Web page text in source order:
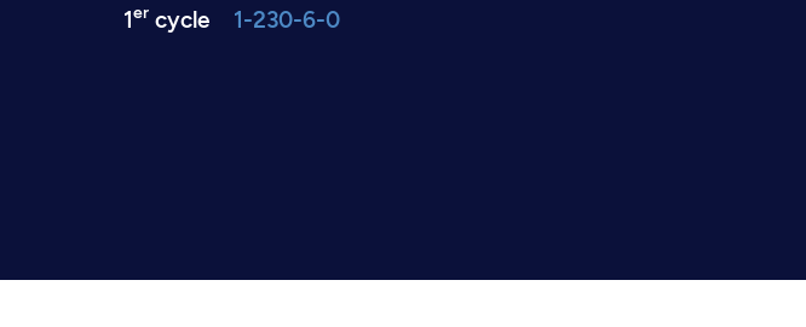
1er cycle 1-230-6-0